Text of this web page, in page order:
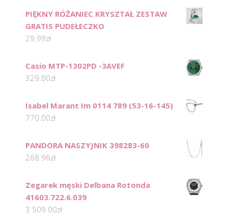
PIĘKNY RÓŻANIEC KRYSZTAŁ ZESTAW
GRATIS PUDEŁECZKO
29.99zł
Casio MTP-1302PD -3AVEF
329.00zł
Isabel Marant Im 0114 789 (53-16-145)
770.00zł
PANDORA NASZYJNIK 398283-60
268.96zł
Zegarek męski Delbana Rotonda
41603.722.6.039
3 509.00zł